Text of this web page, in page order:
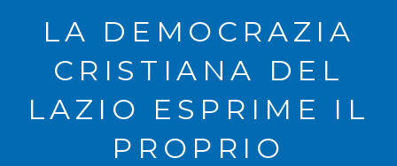
LA DEMOCRAZIA
CRISTIANA DEL
LAZIO ESPRIME IL
PROPRIO